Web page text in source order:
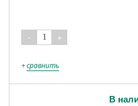
- 1 +
+сравнить
В